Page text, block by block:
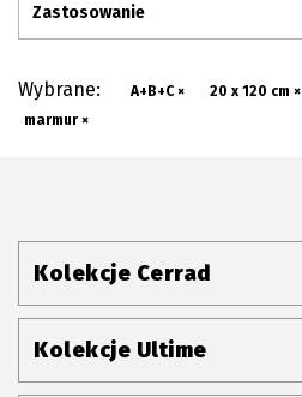
Zastosowanie
Wybrane: A+B+C × 20 x 120 cm ×
marmur ×
Kolekcje Cerrad
Kolekcje Ultime